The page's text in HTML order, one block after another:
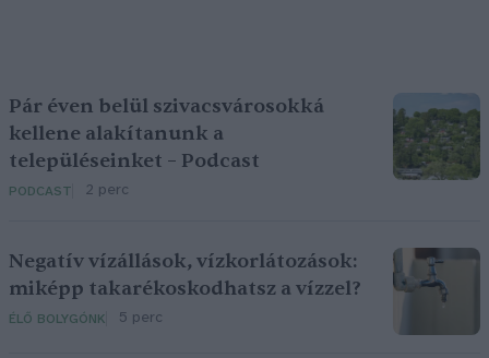
Pár éven belül szivacsvárosokká
kellene alakítanunk a
településeinket – Podcast
PODCAST 2 perc
Negatív vízállások, vízkorlátozások:
miképp takarékoskodhatsz a vízzel?
ÉLŐ BOLYGÓNK 5 perc